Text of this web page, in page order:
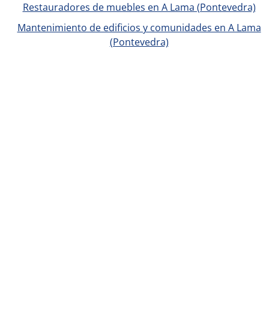
Restauradores de muebles en A Lama (Pontevedra)
Mantenimiento de edificios y comunidades en A Lama
(Pontevedra)